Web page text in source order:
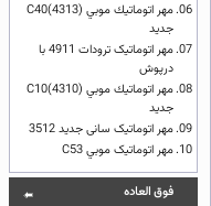
06.
مهر اتوماتيك موبي (4313)C40
جدید
07.
مهر اتوماتیک ترودات 4911 با
درپوش
08.
مهر اتوماتيك موبي (4310)C10
جدید
09. مهر اتوماتیک سانی جدید 3512
10. مهر اتوماتیک موبي C53
فوق العاده